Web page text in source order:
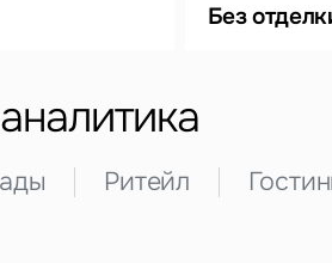
Без
Ритейл